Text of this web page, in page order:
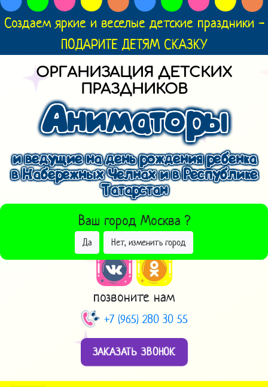
Создаем яркие и веселые детские праздники -
ПОДАРИТЕ ДЕТЯМ СКАЗКУ
ОРГАНИЗАЦИЯ ДЕТСКИХ
ПРАЗДНИКОВ
Аниматоры
и ведущие на день рождения ребенка
в Набережных Челнах и в Республике
Татарстан
Ваш город Москва ?
Да Нет, изменить город
ВЫБРАТЬ ДРУГОЙ ГОРОД
позвоните нам
+7 (965) 280 30 55
ЗАКАЗАТЬ ЗВОНОК